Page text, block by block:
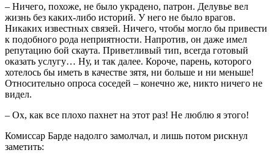
– Ничего, похоже, не было украдено, патрон. Делувье вел
жизнь без каких-либо историй. У него не было врагов.
Никаких известных связей. Ничего, чтобы могло бы привести
к подобного рода неприятности. Напротив, он даже имел
репутацию бой скаута. Приветливый тип, всегда готовый
оказать услугу… Ну, и так далее. Короче, парень, которого
хотелось бы иметь в качестве зятя, ни больше и ни меньше!
Относительно опроса соседей – конечно же, никто ничего не
видел.
– Ох, как все плохо пахнет на этот раз! Не люблю я этого!
Комиссар Барде надолго замолчал, и лишь потом рискнул
заметить: